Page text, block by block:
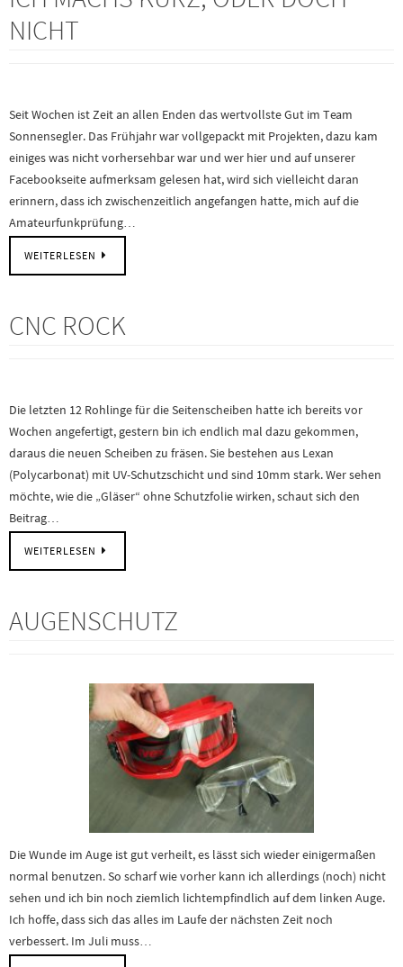
NICHT
Seit Wochen ist Zeit an allen Enden das wertvollste Gut im Team
Sonnensegler. Das Frühjahr war vollgepackt mit Projekten, dazu kam
einiges was nicht vorhersehbar war und wer hier und auf unserer
Facebookseite aufmerksam gelesen hat, wird sich vielleicht daran
erinnern, dass ich zwischenzeitlich angefangen hatte, mich auf die
Amateurfunkprüfung…
WEITERLESEN
CNC ROCK
Die letzten 12 Rohlinge für die Seitenscheiben hatte ich bereits vor
Wochen angefertigt, gestern bin ich endlich mal dazu gekommen,
daraus die neuen Scheiben zu fräsen. Sie bestehen aus Lexan
(Polycarbonat) mit UV-Schutzschicht und sind 10mm stark. Wer sehen
möchte, wie die „Gläser“ ohne Schutzfolie wirken, schaut sich den
Beitrag…
WEITERLESEN
AUGENSCHUTZ
Die Wunde im Auge ist gut verheilt, es lässt sich wieder einigermaßen
normal benutzen. So scharf wie vorher kann ich allerdings (noch) nicht
sehen und ich bin noch ziemlich lichtempfindlich auf dem linken Auge.
Ich hoffe, dass sich das alles im Laufe der nächsten Zeit noch
verbessert. Im Juli muss…